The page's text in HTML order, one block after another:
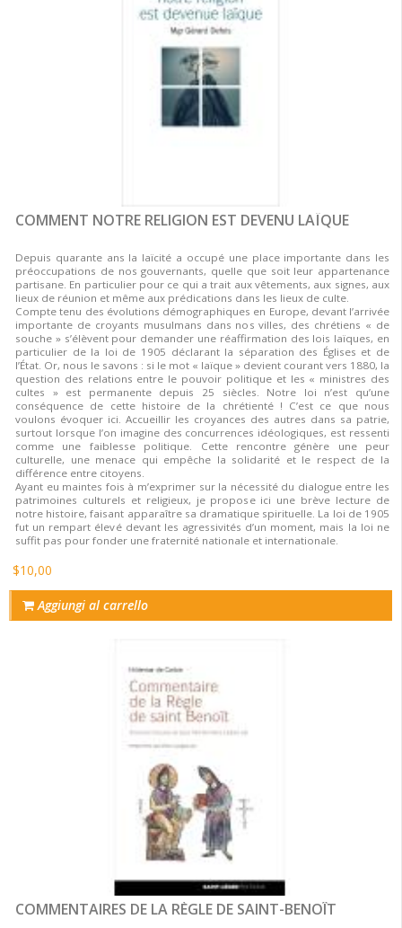
COMMENT NOTRE RELIGION EST DEVENU LAÏQUE
Depuis quarante ans la laïcité a occupé une place importante dans les
préoccupations de nos gouvernants, quelle que soit leur appartenance
partisane. En particulier pour ce qui a trait aux vêtements, aux signes, aux
lieux de réunion et même aux prédications dans les lieux de culte.
Compte tenu des évolutions démographiques en Europe, devant l’arrivée
importante de croyants musulmans dans nos villes, des chrétiens « de
souche » s’élèvent pour demander une réaffirmation des lois laïques, en
particulier de la loi de 1905 déclarant la séparation des Églises et de
l’État. Or, nous le savons : si le mot « laïque » devient courant vers 1880, la
question des relations entre le pouvoir politique et les « ministres des
cultes » est permanente depuis 25 siècles. Notre loi n’est qu’une
conséquence de cette histoire de la chrétienté ! C’est ce que nous
voulons évoquer ici. Accueillir les croyances des autres dans sa patrie,
surtout lorsque l’on imagine des concurrences idéologiques, est ressenti
comme une faiblesse politique. Cette rencontre génère une peur
culturelle, une menace qui empêche la solidarité et le respect de la
différence entre citoyens.
Ayant eu maintes fois à m’exprimer sur la nécessité du dialogue entre les
patrimoines culturels et religieux, je propose ici une brève lecture de
notre histoire, faisant apparaître sa dramatique spirituelle. La loi de 1905
fut un rempart élevé devant les agressivités d’un moment, mais la loi ne
suffit pas pour fonder une fraternité nationale et internationale.
$10,00
Aggiungi al carrello
COMMENTAIRES DE LA RÈGLE DE SAINT-BENOÎT